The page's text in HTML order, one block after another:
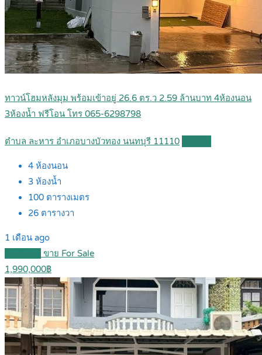
ทาวน์โฮมหลังมุม พร้อมเข้าอยู่ 26.6 ตร.ว 2.59 ล้านบาท 4ห้องนอน
3ห้องน้ำ ฟรีโอน โทร 065-6298798
ตำบล ละหาร อำเภอบางบัวทอง นนทบุรี 11110
4 ห้องนอน
3 ห้องน้ำ
100 ตารางเมตร
26 ตารางวา
1 เดือน ago
ขาย For Sale
1,990,000฿